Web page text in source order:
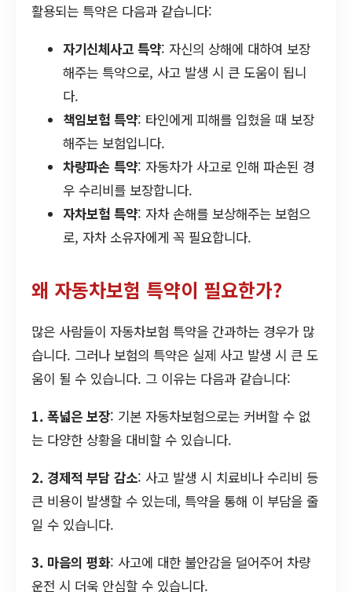
활용되는 특약은 다음과 같습니다:
자기신체사고 특약: 자신의 상해에 대하여 보장
해주는 특약으로, 사고 발생 시 큰 도움이 됩니
다.
책임보험 특약: 타인에게 피해를 입혔을 때 보장
해주는 보험입니다.
차량파손 특약: 자동차가 사고로 인해 파손된 경
우 수리비를 보장합니다.
자차보험 특약: 자차 손해를 보상해주는 보험으
로, 자차 소유자에게 꼭 필요합니다.
왜 자동차보험 특약이 필요한가?
많은 사람들이 자동차보험 특약을 간과하는 경우가 많
습니다. 그러나 보험의 특약은 실제 사고 발생 시 큰 도
움이 될 수 있습니다. 그 이유는 다음과 같습니다:
1. 폭넓은 보장: 기본 자동차보험으로는 커버할 수 없
는 다양한 상황을 대비할 수 있습니다.
2. 경제적 부담 감소: 사고 발생 시 치료비나 수리비 등
큰 비용이 발생할 수 있는데, 특약을 통해 이 부담을 줄
일 수 있습니다.
3. 마음의 평화: 사고에 대한 불안감을 덜어주어 차량
운전 시 더욱 안심할 수 있습니다.